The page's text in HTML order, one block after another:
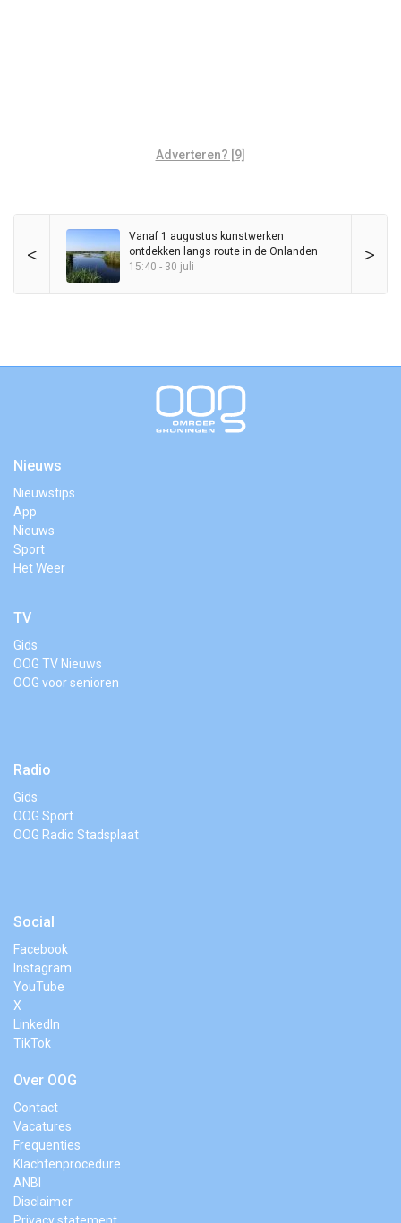
Adverteren? [9]
< >
Vanaf 1 augustus kunstwerken
ontdekken langs route in de Onlanden
15:40 - 30 juli
Nieuws
Nieuwstips
App
Nieuws
Sport
Het Weer
TV
Gids
OOG TV Nieuws
OOG voor senioren
Radio
Gids
OOG Sport
OOG Radio Stadsplaat
Social
Facebook
Instagram
YouTube
X
LinkedIn
TikTok
Over OOG
Contact
Vacatures
Frequenties
Klachtenprocedure
ANBI
Disclaimer